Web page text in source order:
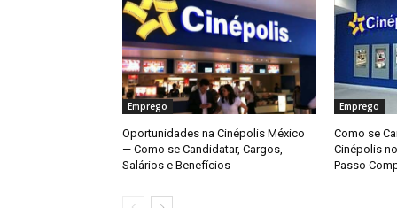
Emprego
Oportunidades na Cinépolis México
— Como se Candidatar, Cargos,
Salários e Benefícios
Emprego
Como se
Cinépolis
Passo